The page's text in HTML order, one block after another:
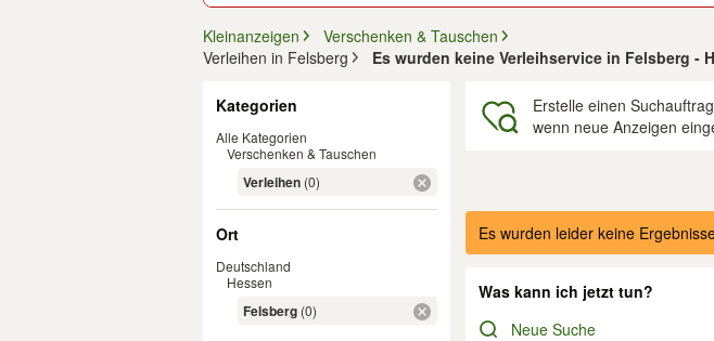
Kleinanzeigen
Verschenken & Tauschen
Verleihen in Felsberg
Es wurden keine Verleihservice in Felsberg -
Kategorien
Alle Kategorien
Verschenken & Tauschen
Verleihen (0)
Ort
Deutschland
Hessen
Felsberg (0)
Erstelle einen
wenn neue Anzeigen
Ergebnisse
Es wurden leider keine
Was kann ich jetzt tun?
Neue Suche